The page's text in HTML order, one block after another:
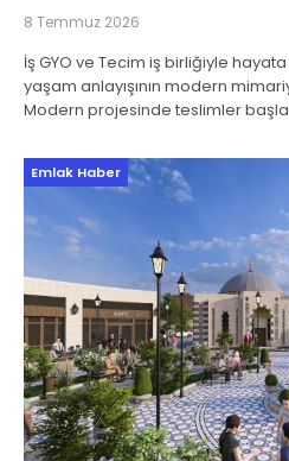
8 Temmuz 2026
İş GYO ve Tecim iş birliğiyle
yaşam anlayışının modern
Modern projesinde teslimler
Emlak Haber